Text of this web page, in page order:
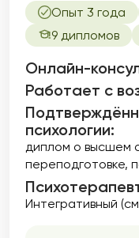
Опыт 3 года
9 дипломов
Онлайн-
Работает с
психологии:
диплом о высшем
переподготовке
Интегративный